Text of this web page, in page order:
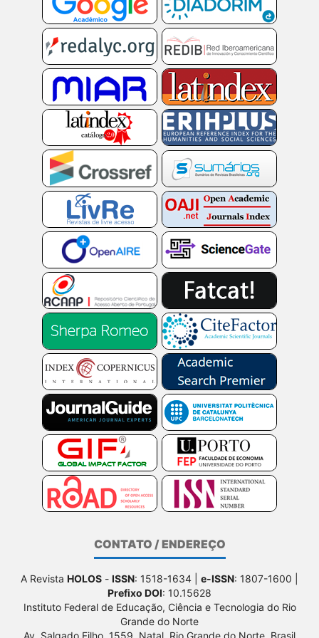
CONTATO / ENDEREÇO
A Revista HOLOS - ISSN: 1518-1634 | e-ISSN: 1807-1600 |
Prefixo DOI: 10.15628
Instituto Federal de Educação, Ciência e Tecnologia do Rio
Grande do Norte
Av. Salgado Filho, 1559, Natal, Rio Grande do Norte, Brasil